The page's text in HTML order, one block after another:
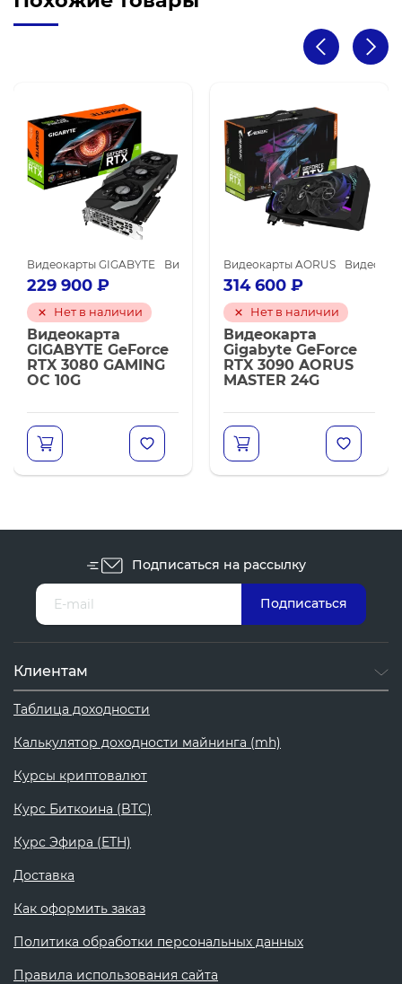
майнинга
NVIDIA GeForce RTX 3080 Ti Видеокарты NVIDIA для майнинга
Видеокарты GIGABYTE Видеокарты NVIDIA GeForce RTX 3080
229 900 ₽
Нет в наличии
Видеокарта
GIGABYTE GeForce
RTX 3080 GAMING
OC 10G
Видеокарты AORUS
314 600 ₽
Нет в наличии
Видеокарта
Gigabyte GeForce
RTX 3090 AORUS
MASTER 24G
Подписаться на рассылку
Клиентам
Таблица доходности
Калькулятор доходности майнинга (mh)
Курсы криптовалют
Курс Биткоина (BTC)
Курс Эфира (ETH)
Доставка
Как оформить заказ
Политика обработки персональных данных
Правила использования сайта